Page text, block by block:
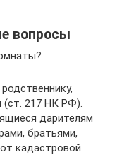
вопросы
(ст. 217 НК РФ).
дарителям
братьями,
кадастровой